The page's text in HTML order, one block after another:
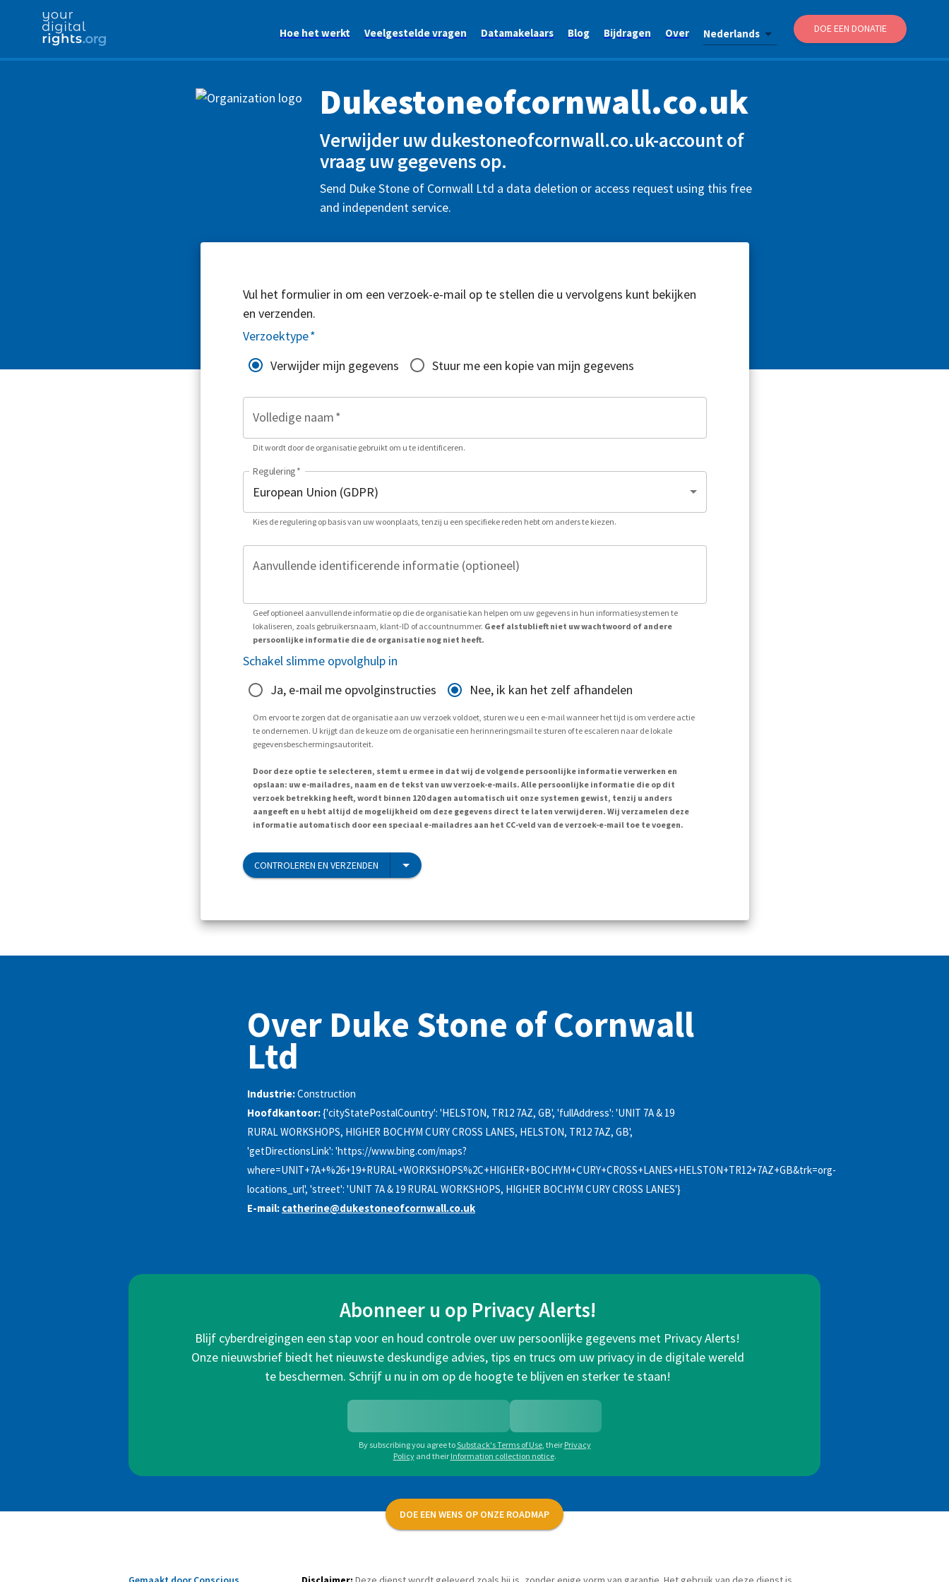
Hoe het werkt Veelgestelde vragen Datamakelaars Blog Bijdragen Over Nederlands DOE EEN DONATIE
Dukestoneofcornwall.co.uk
Verwijder uw dukestoneofcornwall.co.uk-account of
vraag uw gegevens op.
Send Duke Stone of Cornwall Ltd a data deletion or access request using this free
and independent service.
Vul het formulier in om een verzoek-e-mail op te stellen die u vervolgens kunt bekijken
en verzenden.
Verzoektype*
Verwijder mijn gegevens
Stuur me een kopie van mijn gegevens
Volledige naam*
Dit wordt door de organisatie gebruikt om u te identificeren.
Regulering*
Kies de regulering op basis van uw woonplaats, tenzij u een specifieke reden hebt om anders te kiezen.
Aanvullende identificerende informatie (optioneel)
Geef optioneel aanvullende informatie op die de organisatie kan helpen om uw gegevens in hun informatiesystemen te
lokaliseren, zoals gebruikersnaam, klant-ID of accountnummer. Geef alstublieft niet uw wachtwoord of andere
persoonlijke informatie die de organisatie nog niet heeft.
Schakel slimme opvolghulp in
Ja, e-mail me opvolginstructies
Nee, ik kan het zelf afhandelen
Om ervoor te zorgen dat de organisatie aan uw verzoek voldoet, sturen we u een e-mail wanneer het tijd is om verdere actie
te ondernemen. U krijgt dan de keuze om de organisatie een herinneringsmail te sturen of te escaleren naar de lokale
gegevensbeschermingsautoriteit.
Door deze optie te selecteren, stemt u ermee in dat wij de volgende persoonlijke informatie verwerken en
opslaan: uw e-mailadres, naam en de tekst van uw verzoek-e-mails. Alle persoonlijke informatie die op dit
verzoek betrekking heeft, wordt binnen 120 dagen automatisch uit onze systemen gewist, tenzij u anders
aangeeft en u hebt altijd de mogelijkheid om deze gegevens direct te laten verwijderen. Wij verzamelen deze
informatie automatisch door een speciaal e-mailadres aan het CC-veld van de verzoek-e-mail toe te voegen.
CONTROLEREN EN VERZENDEN
Over Duke Stone of Cornwall
Ltd
Industrie:Construction
Hoofdkantoor:{'cityStatePostalCountry': 'HELSTON, TR12 7AZ, GB', 'fullAddress': 'UNIT 7A & 19
RURAL WORKSHOPS, HIGHER BOCHYM CURY CROSS LANES, HELSTON, TR12 7AZ, GB',
'getDirectionsLink': 'https://www.bing.com/maps?
where=UNIT+7A+%26+19+RURAL+WORKSHOPS%2C+HIGHER+BOCHYM+CURY+CROSS+LANES+HELSTON+TR12+7AZ+GB&trk=org-
locations_url', 'street': 'UNIT 7A & 19 RURAL WORKSHOPS, HIGHER BOCHYM CURY CROSS LANES'}
E-mail: catherine@dukestoneofcornwall.co.uk
Abonneer u op Privacy Alerts!
Blijf cyberdreigingen een stap voor en houd controle over uw persoonlijke gegevens met Privacy Alerts!
Onze nieuwsbrief biedt het nieuwste deskundige advies, tips en trucs om uw privacy in de digitale wereld
te beschermen. Schrijf u nu in om op de hoogte te blijven en sterker te staan!
By subscribing you agree toSubstack's Terms of Use, their Privacy
Policy and their Information collection notice.
DOE EEN WENS OP ONZE ROADMAP